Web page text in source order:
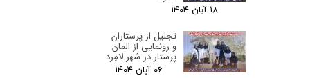
۱۸ آبان ۰۴
تجلیل از پرستاران
و رونمایی از المان
پرستار در شهر لامِرد
۰۶ آبان ۰۴